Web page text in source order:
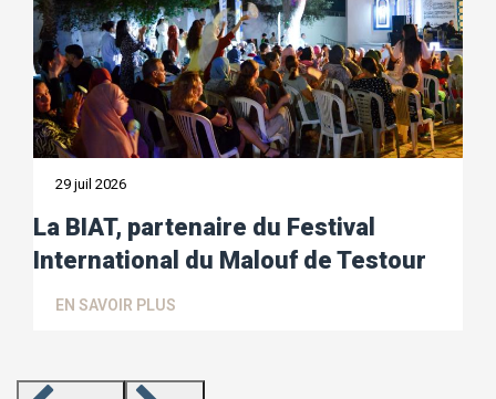
29 juil 2026
La BIAT, partenaire du Festival
International du Malouf de Testour
EN SAVOIR PLUS